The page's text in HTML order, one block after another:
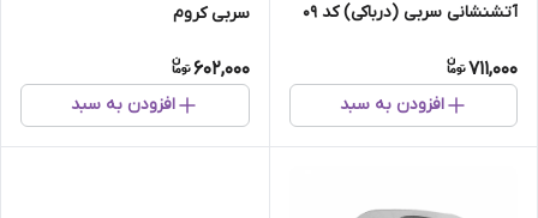
آتشنشانی سربی (درباکی) کد ۰۹
711,000
افزودن به سبد
سربی کروم
602,000
افزودن به سبد